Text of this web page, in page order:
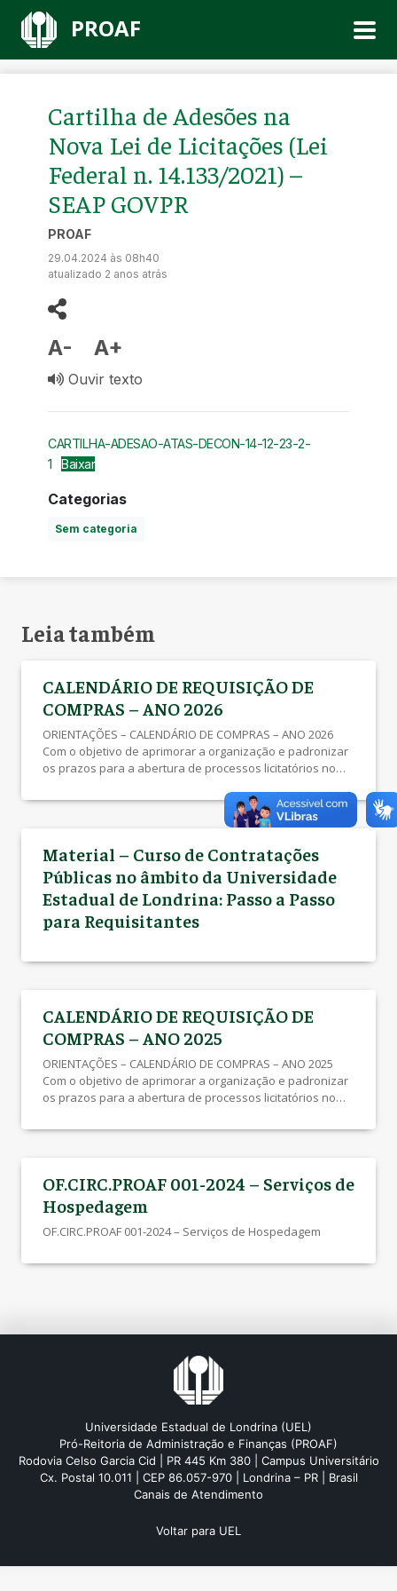
PROAF
Cartilha de Adesões na
Nova Lei de Licitações (Lei
Federal n. 14.133/2021) –
SEAP GOVPR
PROAF
29.04.2024 às 08h40
atualizado 2 anos atrás
A- A+
Ouvir texto
CARTILHA-ADESAO-ATAS-DECON-14-12-23-2-
1
Baixar
Categorias
Sem categoria
Leia também
CALENDÁRIO DE REQUISIÇÃO DE
COMPRAS – ANO 2026
ORIENTAÇÕES – CALENDÁRIO DE COMPRAS – ANO 2026
Com o objetivo de aprimorar a organização e padronizar
os prazos para a abertura de processos licitatórios no
emissão e autorização das requisições. Adotamos o
calendário para: I) Aperfeiçoar o fluxo dos processos
Material – Curso de Contratações
Públicas no âmbito da Universidade
Estadual de Londrina: Passo a Passo
para Requisitantes
CALENDÁRIO DE REQUISIÇÃO DE
COMPRAS – ANO 2025
ORIENTAÇÕES – CALENDÁRIO DE COMPRAS – ANO 2025
Com o objetivo de aprimorar a organização e padronizar
os prazos para a abertura de processos licitatórios no
emissão e autorização das requisições. Adotamos o
OF.CIRC.PROAF 001-2024 – Serviços de
Hospedagem
OF.CIRC.PROAF 001-2024 – Serviços de Hospedagem
Universidade Estadual de Londrina (UEL)
Pró-Reitoria de Administração e Finanças (PROAF)
Rodovia Celso Garcia Cid | PR 445 Km 380 | Campus Universitário
Cx. Postal 10.011 | CEP 86.057-970 | Londrina – PR | Brasil
Canais de Atendimento
Voltar para UEL